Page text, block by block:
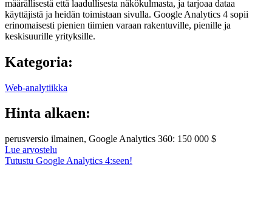
määrällisestä että laadullisesta näkökulmasta, ja tarjoaa dataa
käyttäjistä ja heidän toimistaan sivulla. Google Analytics 4 sopii
erinomaisesti pienien tiimien varaan rakentuville, pienille ja
keskisuurille yrityksille.
Kategoria:
Web-analytiikka
Hinta alkaen:
perusversio ilmainen, Google Analytics 360: 150 000 $
Lue arvostelu
Tutustu Google Analytics 4:seen!